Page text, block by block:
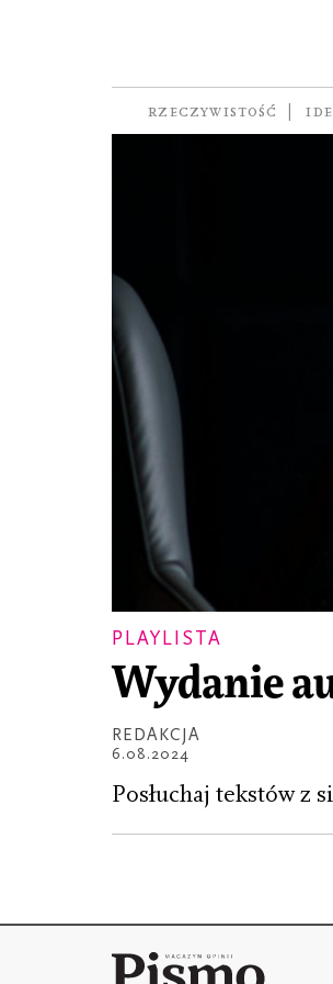
RZECZYWISTOŚĆ
Pismo
PLAYLISTA
Wydanie
REDAKCJA
6.08.2024
Posłuchaj tekstów z